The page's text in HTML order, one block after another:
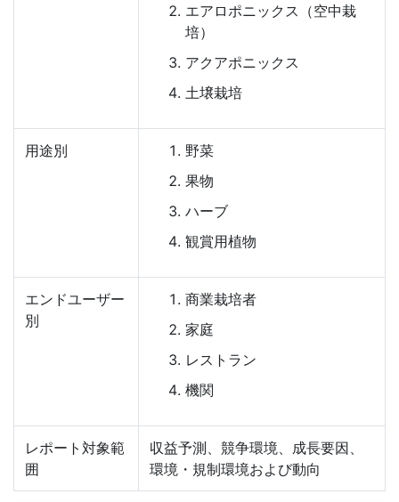
エアロポニックス（空中栽
培）
アクアポニックス
土壌栽培
用途別
野菜
果物
ハーブ
観賞用植物
エンドユーザー
別
商業栽培者
家庭
レストラン
機関
レポート対象範
囲
収益予測、競争環境、成長要因、
環境・規制環境および動向